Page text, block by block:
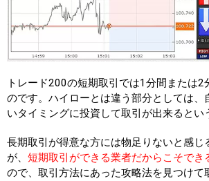
トレード200の短期取引では1分間または2
のです。ハイローとは違う部分としては、
いタイミングに投資して取引が出来るとい
長期取引が得意な方には物足りないと感じ
が、 短期取引ができる業者だからこそでき
ので、取引方法にあった攻略法を見つけて